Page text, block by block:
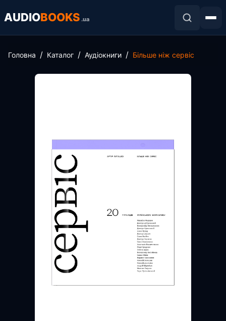
AUDIOBOOKS .ua
Головна Каталог Аудіокниги Більше ніж сервіс